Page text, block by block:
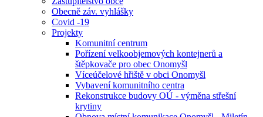
Obecně záv. vyhlášky
Covid -19
Projekty
Komunitní centrum
Pořízení velkoobjemových kontejnerů a
štěpkovače pro obec Onomyšl
Víceúčelové hřiště v obci Onomyšl
Vybavení komunitního centra
Rekonstrukce budovy OÚ - výměna střešní
krytiny